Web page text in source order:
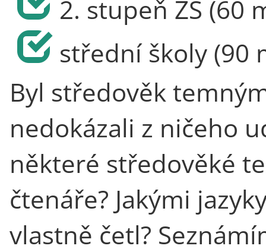
2. stupeň ZŠ (60
střední školy (90
Byl středověk
nedokázali z ničeho
některé středověké
čtenáře? Jakými
vlastně četl?